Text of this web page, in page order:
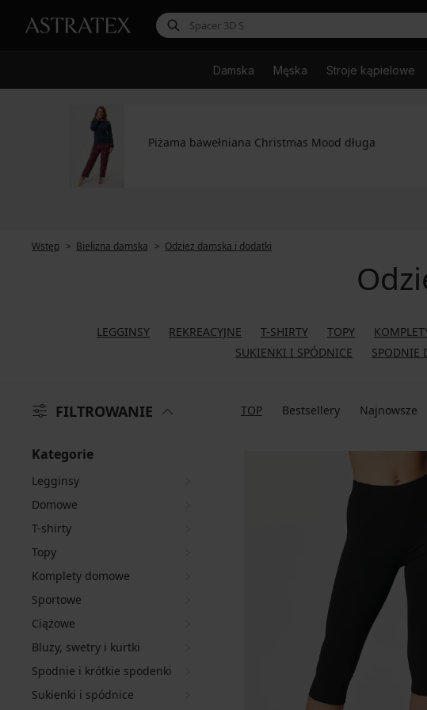
Damska Męska Stroje kąpielowe
Piżama bawełniana Christmas Mood długa
Wstęp Bielizna damska Odzież damska i dodatki
LEGGINSY REKREACYJNE T-SHIRTY TOPY
SUKIENKI I SPÓDNICE
SPODNIE
FILTROWANIE TOP Bestsellery Najnowsze
Kategorie
Legginsy
Domowe
T-shirty
Topy
Komplety domowe
Sportowe
Ciążowe
Bluzy, swetry i kurtki
Spodnie i krótkie spodenki
Sukienki i spódnice